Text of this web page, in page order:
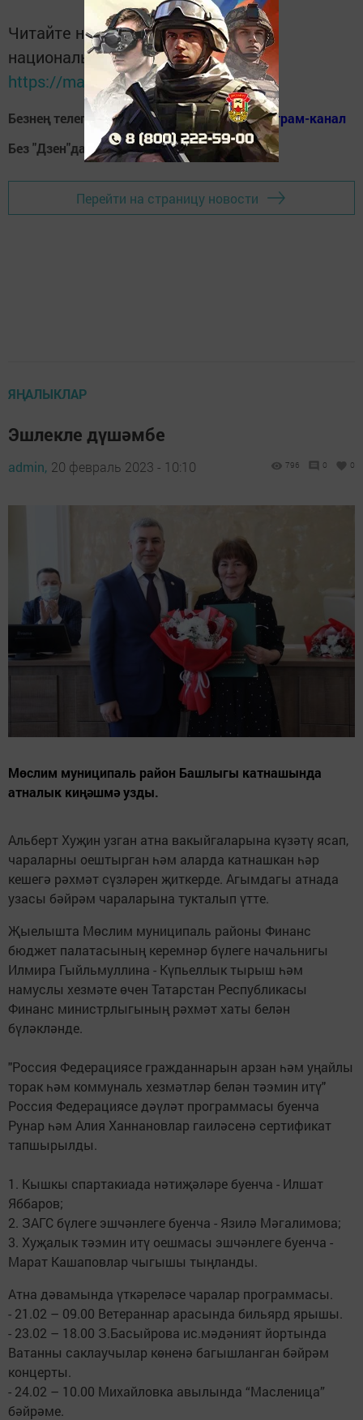
Читайте новости Татарстана в
национальном мессенджере MАХ:
https://max.ru/tatmedia
Безнең телеграм каналга кушылыгыз!Телеграм-канал
Без "Дзен"да! Дзен
Перейти на страницу новости
ЯҢАЛЫКЛАР
Эшлекле дүшәмбе
admin, 20 февраль 2023 - 10:10 796 0 0
Мөслим муниципаль район Башлыгы катнашында
атналык киңәшмә узды.
Альберт Хуҗин узган атна вакыйгаларына күзәтү ясап,
чараларны оештырган һәм аларда катнашкан һәр
кешегә рәхмәт сүзләрен җиткерде. Агымдагы атнада
узасы бәйрәм чараларына тукталып үтте.
Җыелышта Мөслим муниципаль районы Финанс
бюджет палатасының керемнәр бүлеге начальнигы
Илмира Гыйльмуллина - Күпьеллык тырыш һәм
намуслы хезмәте өчен Татарстан Республикасы
Финанс министрлыгының рәхмәт хаты белән
бүләкләнде.
"Россия Федерациясе гражданнарын арзан һәм уңайлы
торак һәм коммуналь хезмәтләр белән тәэмин итү"
Россия Федерациясе дәүләт программасы буенча
Рунар һәм Алия Ханнановлар гаиләсенә сертификат
тапшырылды.
1. Кышкы спартакиада нәтиҗәләре буенча - Илшат
Яббаров;
2. ЗАГС бүлеге эшчәнлеге буенча - Язилә Мәгалимова;
3. Хуҗалык тәэмин итү оешмасы эшчәнлеге буенча -
Марат Кашаповлар чыгышы тыңланды.
Атна дәвамында үткәреләсе чаралар программасы.
- 21.02 – 09.00 Ветераннар арасында бильярд ярышы.
- 23.02 – 18.00 З.Басыйрова ис.мәдәният йортында
Ватанны саклаучылар көненә багышланган бәйрәм
концерты.
- 24.02 – 10.00 Михайловка авылында “Масленица”
бәйрәме.